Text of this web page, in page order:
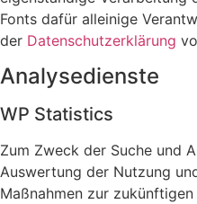
Fonts dafür alleinige
der Datenschutzerklärung
Analysedienste
WP Statistics
Zum Zweck der Suche und
Auswertung der Nutzung
Maßnahmen zur